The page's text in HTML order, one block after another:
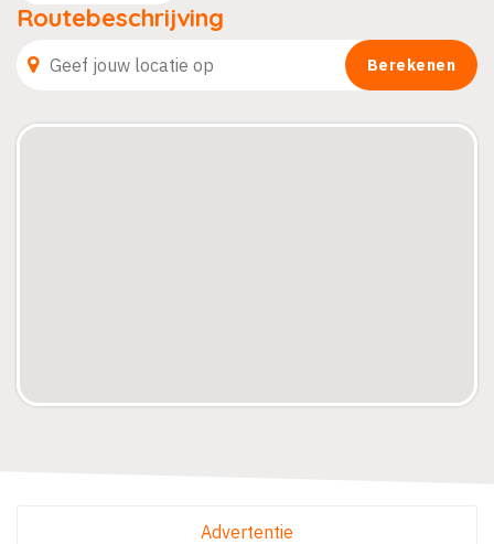
Routebeschrijving
Advertentie